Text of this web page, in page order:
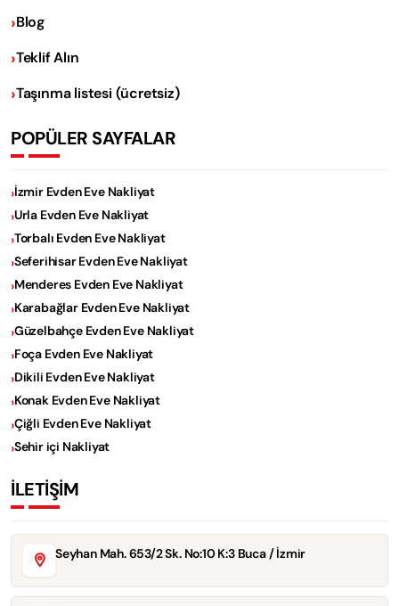
Blog
Teklif Alın
Taşınma listesi (ücretsiz)
POPÜLER SAYFALAR
İzmir Evden Eve Nakliyat
Urla Evden Eve Nakliyat
Torbalı Evden Eve Nakliyat
Seferihisar Evden Eve Nakliyat
Menderes Evden Eve Nakliyat
Karabağlar Evden Eve Nakliyat
Güzelbahçe Evden Eve Nakliyat
Foça Evden Eve Nakliyat
Dikili Evden Eve Nakliyat
Konak Evden Eve Nakliyat
Çiğli Evden Eve Nakliyat
Sehir içi Nakliyat
İLETİŞİM
Seyhan Mah. 653/2 Sk. No:10 K:3 Buca / İzmir